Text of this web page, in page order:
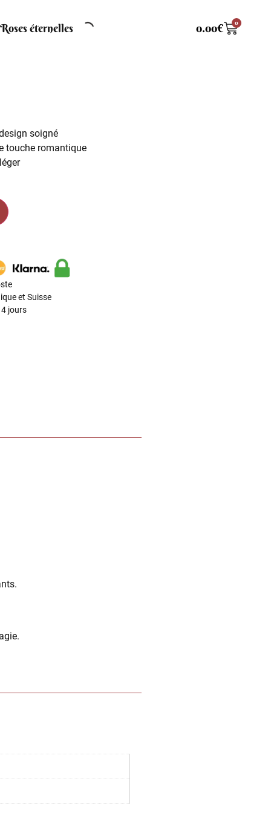
Roses éternelles 0.00€ 0
soigné
touche romantique
et Suisse
jours